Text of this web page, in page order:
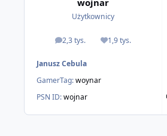
Użytkownicy
2,3 tys.
odpowiedzi1,9 tys.
Reputacja
Janusz Cebula
GamerTag:woynar
PSN ID:wojnar